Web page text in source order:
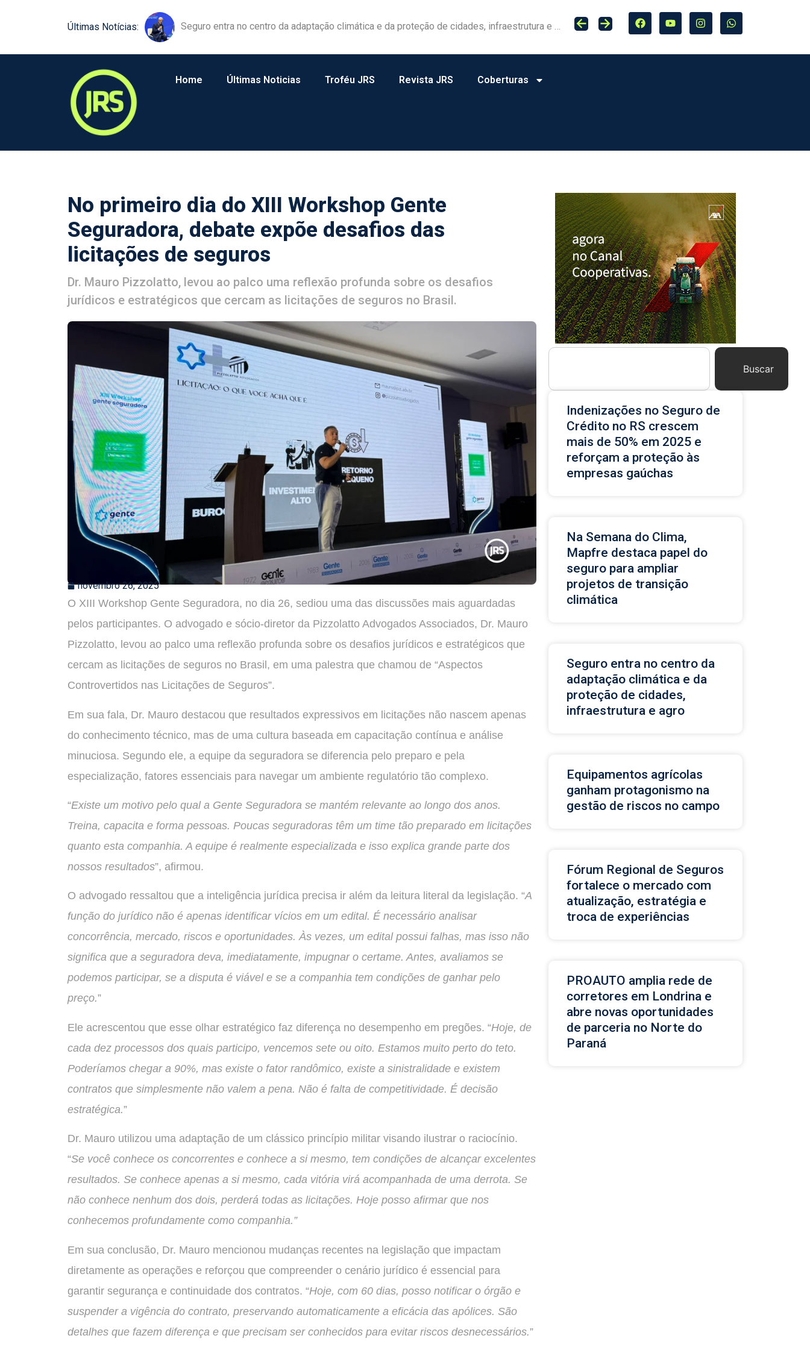
Últimas Notícias: Seguro entra no centro da adaptação climática e da proteção de cidades, infraestrutura e agro
Equipamentos agrícolas ganham protagonismo na gestão de riscos no campo
Home Últimas Noticias Troféu JRS Revista JRS Coberturas
No primeiro dia do XIII Workshop Gente
Seguradora, debate expõe desafios das
licitações de seguros
Dr. Mauro Pizzolatto, levou ao palco uma reflexão profunda sobre os desafios
jurídicos e estratégicos que cercam as licitações de seguros no Brasil.
novembro 26, 2025
O XIII Workshop Gente Seguradora, no dia 26, sediou uma das discussões mais aguardadas
pelos participantes. O advogado e sócio-diretor da Pizzolatto Advogados Associados, Dr. Mauro
Pizzolatto, levou ao palco uma reflexão profunda sobre os desafios jurídicos e estratégicos que
cercam as licitações de seguros no Brasil, em uma palestra que chamou de “Aspectos
Controvertidos nas Licitações de Seguros”.
Em sua fala, Dr. Mauro destacou que resultados expressivos em licitações não nascem apenas
do conhecimento técnico, mas de uma cultura baseada em capacitação contínua e análise
minuciosa. Segundo ele, a equipe da seguradora se diferencia pelo preparo e pela
especialização, fatores essenciais para navegar um ambiente regulatório tão complexo.
“Existe um motivo pelo qual a Gente Seguradora se mantém relevante ao longo dos anos.
Treina, capacita e forma pessoas. Poucas seguradoras têm um time tão preparado em licitações
quanto esta companhia. A equipe é realmente especializada e isso explica grande parte dos
nossos resultados”, afirmou.
O advogado ressaltou que a inteligência jurídica precisa ir além da leitura literal da legislação. “A
função do jurídico não é apenas identificar vícios em um edital. É necessário analisar
concorrência, mercado, riscos e oportunidades. Às vezes, um edital possui falhas, mas isso não
significa que a seguradora deva, imediatamente, impugnar o certame. Antes, avaliamos se
podemos participar, se a disputa é viável e se a companhia tem condições de ganhar pelo
preço.”
Ele acrescentou que esse olhar estratégico faz diferença no desempenho em pregões. “Hoje, de
cada dez processos dos quais participo, vencemos sete ou oito. Estamos muito perto do teto.
Poderíamos chegar a 90%, mas existe o fator randômico, existe a sinistralidade e existem
contratos que simplesmente não valem a pena. Não é falta de competitividade. É decisão
estratégica.”
Dr. Mauro utilizou uma adaptação de um clássico princípio militar visando ilustrar o raciocínio.
“Se você conhece os concorrentes e conhece a si mesmo, tem condições de alcançar excelentes
resultados. Se conhece apenas a si mesmo, cada vitória virá acompanhada de uma derrota. Se
não conhece nenhum dos dois, perderá todas as licitações. Hoje posso afirmar que nos
conhecemos profundamente como companhia.”
Em sua conclusão, Dr. Mauro mencionou mudanças recentes na legislação que impactam
diretamente as operações e reforçou que compreender o cenário jurídico é essencial para
garantir segurança e continuidade dos contratos. “Hoje, com 60 dias, posso notificar o órgão e
suspender a vigência do contrato, preservando automaticamente a eficácia das apólices. São
detalhes que fazem diferença e que precisam ser conhecidos para evitar riscos desnecessários.”
Buscar
Indenizações no Seguro de
Crédito no RS crescem
mais de 50% em 2025 e
reforçam a proteção às
empresas gaúchas
Na Semana do Clima,
Mapfre destaca papel do
seguro para ampliar
projetos de transição
climática
Seguro entra no centro da
adaptação climática e da
proteção de cidades,
infraestrutura e agro
Equipamentos agrícolas
ganham protagonismo na
gestão de riscos no campo
Fórum Regional de Seguros
fortalece o mercado com
atualização, estratégia e
troca de experiências
PROAUTO amplia rede de
corretores em Londrina e
abre novas oportunidades
de parceria no Norte do
Paraná